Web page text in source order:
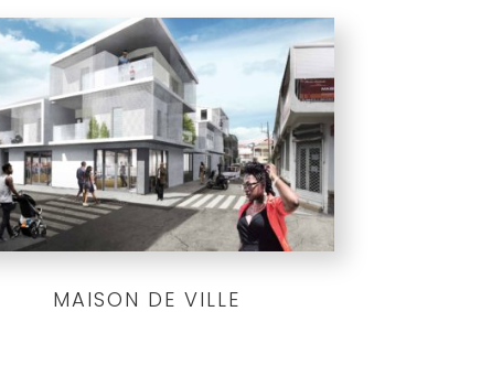
MAISON DE VILLE